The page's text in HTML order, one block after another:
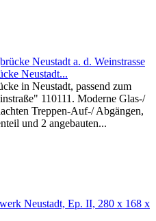
Neustadt...
in Neustadt, passend zum
110111. Moderne Glas-/
Treppen-Auf-/ Abgängen,
und 2 angebauten...